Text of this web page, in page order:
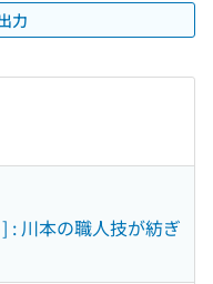
力
川本の職人技が紡ぎ